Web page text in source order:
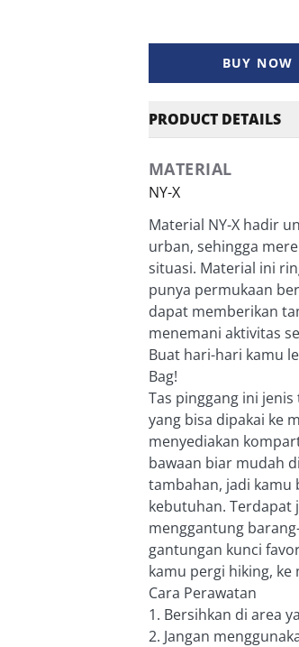
BUY NOW
PRODUCT DETAILS
MATERIAL
NY-X
Material NY-X hadir
urban, sehingga
situasi. Material ini
punya permukaan
dapat memberikan
menemani aktivitas
Buat hari-hari kamu
Bag!
Tas pinggang ini
yang bisa dipakai ke
menyediakan
bawaan biar mudah
tambahan, jadi kamu
kebutuhan. Terdapat
menggantung
gantungan kunci
kamu pergi hiking,
Cara Perawatan
1. Bersihkan di area
2. Jangan